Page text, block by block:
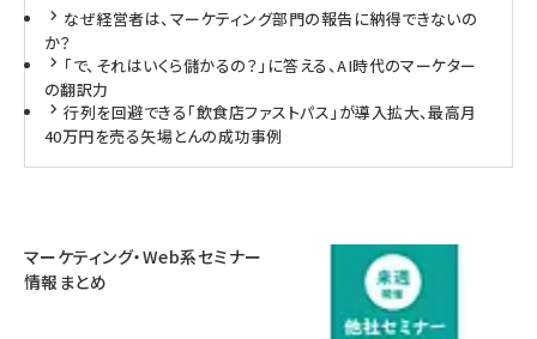
なぜ経営者は、マーケティング部門の報告に納得できないの
か？
「で、それはいくら儲かるの？」に答える、AI時代のマーケター
の翻訳力
行列を回避できる「飲食店ファストパス」が導入拡大、最高月
40万円を売る矢場とんの成功事例
マーケティング・Web系セミナー
情報まとめ